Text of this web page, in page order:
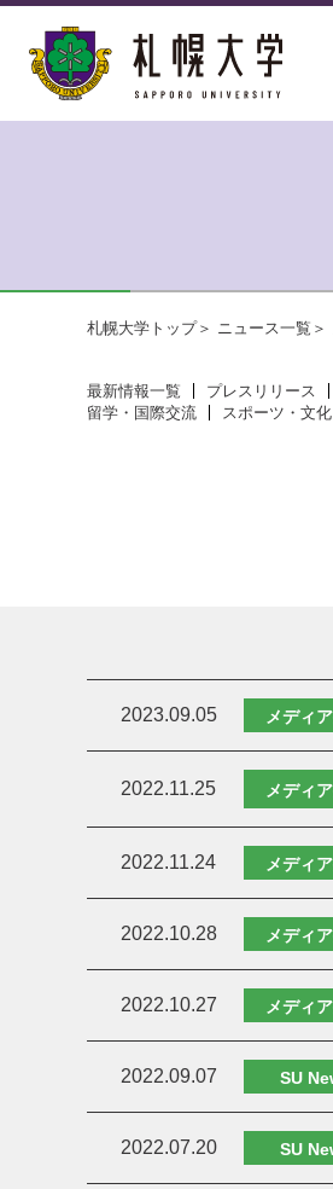
札幌大学トップ ニュース一覧
最新情報一覧 プレスリリース
留学・国際交流
スポーツ・文化
2023.09.05 メディ
2022.11.25 メディ
2022.11.24 メディ
2022.10.28 メディ
2022.10.27 メディ
2022.09.07 SU
2022.07.20 SU